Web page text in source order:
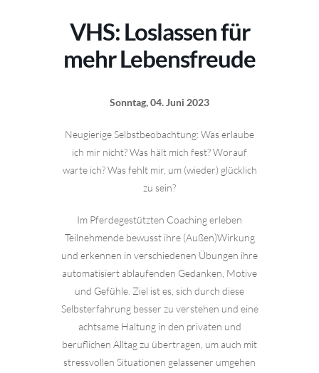
VHS: Loslassen für
mehr Lebensfreude
Sonntag, 04. Juni 2023
Neugierige Selbstbeobachtung: Was erlaube
ich mir nicht? Was hält mich fest? Worauf
warte ich? Was fehlt mir, um (wieder) glücklich
zu sein?
Im Pferdegestützten Coaching erleben
Teilnehmende bewusst ihre (Außen)Wirkung
und erkennen in verschiedenen Übungen ihre
automatisiert ablaufenden Gedanken, Motive
und Gefühle. Ziel ist es, sich durch diese
Selbsterfahrung besser zu verstehen und eine
achtsame Haltung in den privaten und
beruflichen Alltag zu übertragen, um auch mit
stressvollen Situationen gelassener umgehen